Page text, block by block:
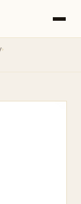
›